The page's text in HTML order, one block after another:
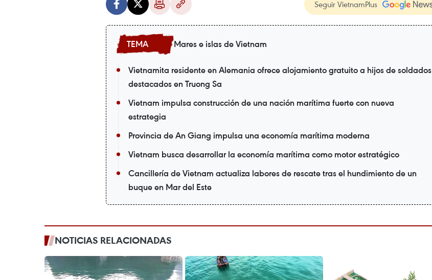
Seguir VietnamPlus
Mares e islas de Vietnam
Vietnamita residente en Alemania ofrece alojamiento gratuito a hijos de soldados
destacados en Truong Sa
Vietnam impulsa construcción de una nación marítima fuerte con nueva
estrategia
Provincia de An Giang impulsa una economía marítima moderna
Vietnam busca desarrollar la economía marítima como motor estratégico
Cancillería de Vietnam actualiza labores de rescate tras el hundimiento de un
buque en Mar del Este
NOTICIAS RELACIONADAS